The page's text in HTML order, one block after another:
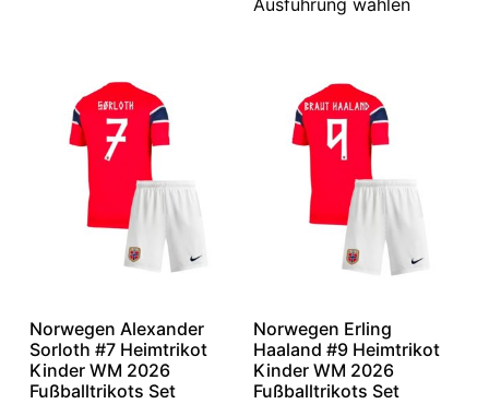
Norwegen Alexander
Sorloth #7 Heimtrikot
Kinder WM 2026
Fußballtrikots Set
Norwegen Erling
Haaland #9 Heimtrikot
Kinder WM 2026
Fußballtrikots Set